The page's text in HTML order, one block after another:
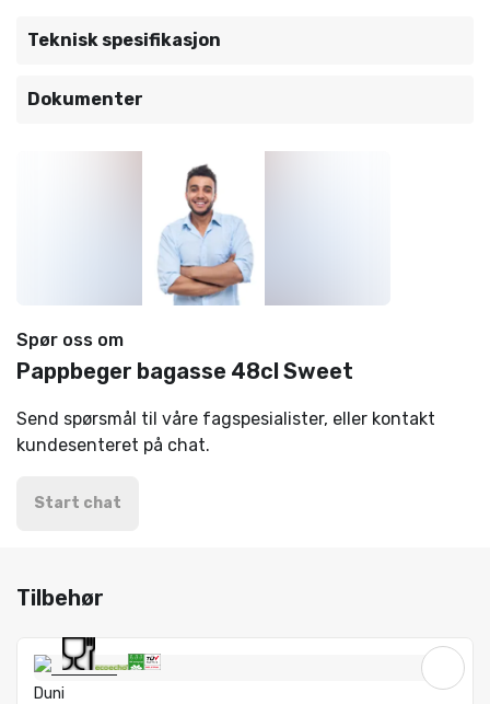
Teknisk spesifikasjon
Dokumenter
Spør oss om
Pappbeger bagasse 48cl Sweet
Send spørsmål til våre fagspesialister, eller kontakt
kundesenteret på chat.
Start chat
Tilbehør
Duni